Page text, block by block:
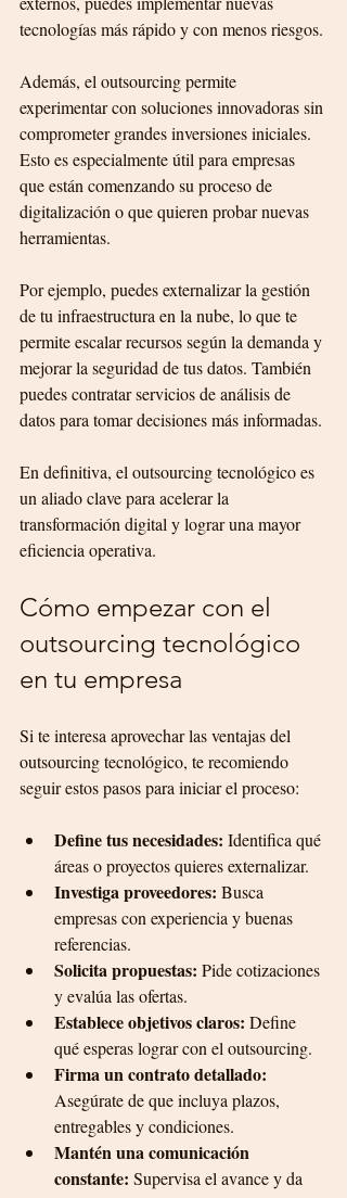
tecnologías más rápido y con menos riesgos.
Además, el outsourcing permite
experimentar con soluciones innovadoras sin
comprometer grandes inversiones iniciales.
Esto es especialmente útil para empresas
que están comenzando su proceso de
digitalización o que quieren probar nuevas
herramientas.
Por ejemplo, puedes externalizar la gestión
de tu infraestructura en la nube, lo que te
permite escalar recursos según la demanda y
mejorar la seguridad de tus datos. También
puedes contratar servicios de análisis de
datos para tomar decisiones más informadas.
En definitiva, el outsourcing tecnológico es
un aliado clave para acelerar la
transformación digital y lograr una mayor
eficiencia operativa.
Cómo empezar con el
outsourcing tecnológico
en tu empresa
Si te interesa aprovechar las ventajas del
outsourcing tecnológico, te recomiendo
seguir estos pasos para iniciar el proceso:
Define tus necesidades: Identifica qué
áreas o proyectos quieres externalizar.
Investiga proveedores: Busca
empresas con experiencia y buenas
referencias.
Solicita propuestas: Pide cotizaciones
y evalúa las ofertas.
Establece objetivos claros: Define
qué esperas lograr con el outsourcing.
Firma un contrato detallado:
Asegúrate de que incluya plazos,
entregables y condiciones.
Mantén una comunicación
constante: Supervisa el avance y da